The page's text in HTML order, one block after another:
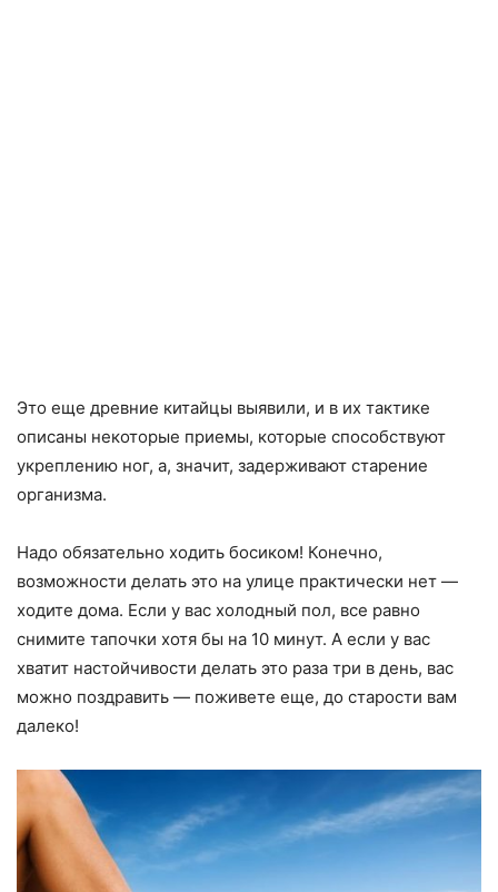
Это еще древние китайцы выявили, и в их тактике
описаны некоторые приемы, которые способствуют
укреплению ног, а, значит, задерживают старение
организма.
Надо обязательно ходить босиком! Конечно,
возможности делать это на улице практически нет —
ходите дома. Если у вас холодный пол, все равно
снимите тапочки хотя бы на 10 минут. А если у вас
хватит настойчивости делать это раза три в день, вас
можно поздравить — поживете еще, до старости вам
далеко!